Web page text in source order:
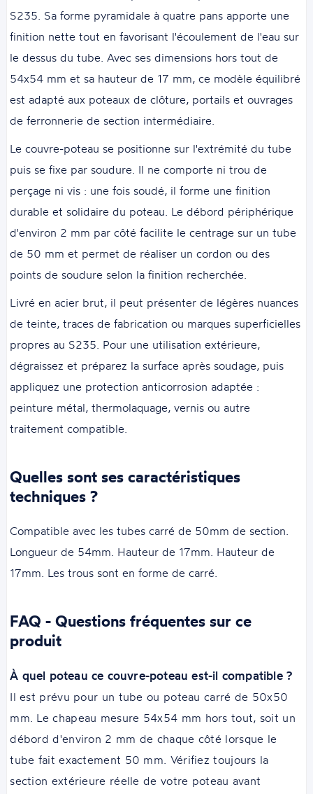
S235. Sa forme pyramidale à quatre pans apporte une
finition nette tout en favorisant l'écoulement de l'eau sur
le dessus du tube. Avec ses dimensions hors tout de
54x54 mm et sa hauteur de 17 mm, ce modèle équilibré
est adapté aux poteaux de clôture, portails et ouvrages
de ferronnerie de section intermédiaire.
Le couvre-poteau se positionne sur l'extrémité du tube
puis se fixe par soudure. Il ne comporte ni trou de
perçage ni vis : une fois soudé, il forme une finition
durable et solidaire du poteau. Le débord périphérique
d'environ 2 mm par côté facilite le centrage sur un tube
de 50 mm et permet de réaliser un cordon ou des
points de soudure selon la finition recherchée.
Livré en acier brut, il peut présenter de légères nuances
de teinte, traces de fabrication ou marques superficielles
propres au S235. Pour une utilisation extérieure,
dégraissez et préparez la surface après soudage, puis
appliquez une protection anticorrosion adaptée :
peinture métal, thermolaquage, vernis ou autre
traitement compatible.
Quelles sont ses caractéristiques
techniques ?
Compatible avec les tubes carré de 50mm de section.
Longueur de 54mm. Hauteur de 17mm. Hauteur de
17mm. Les trous sont en forme de carré.
FAQ - Questions fréquentes sur ce
produit
À quel poteau ce couvre-poteau est-il compatible ?
Il est prévu pour un tube ou poteau carré de 50x50
mm. Le chapeau mesure 54x54 mm hors tout, soit un
débord d'environ 2 mm de chaque côté lorsque le
tube fait exactement 50 mm. Vérifiez toujours la
section extérieure réelle de votre poteau avant